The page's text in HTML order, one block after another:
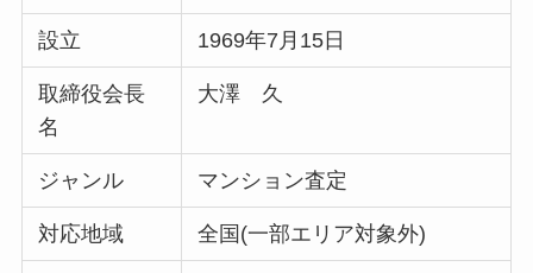
設立 1969年7月15日
取締役会長
名
大澤 久
ジャンル マンション査定
対応地域 全国(一部エリア対象外)